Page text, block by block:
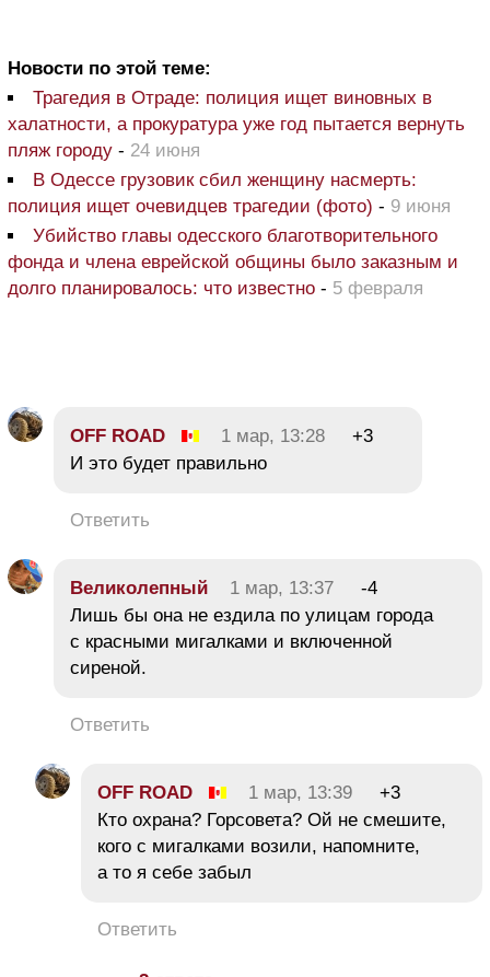
Новости по этой теме:
Трагедия в Отраде: полиция ищет виновных в
халатности, а прокуратура уже год пытается вернуть
пляж городу - 24 июня
В Одессе грузовик сбил женщину насмерть:
полиция ищет очевидцев трагедии (фото) - 9 июня
Убийство главы одесского благотворительного
фонда и члена еврейской общины было заказным и
долго планировалось: что известно - 5 февраля
OFF ROAD 1 мар, 13:28
+3
И это будет правильно
Ответить
Великолепный 1 мар, 13:37
-4
Лишь бы она не ездила по улицам города
с красными мигалками и включенной
сиреной.
Ответить
OFF ROAD 1 мар, 13:39
+3
Кто охрана? Горсовета? Ой не смешите,
кого с мигалками возили, напомните,
а то я себе забыл
Ответить